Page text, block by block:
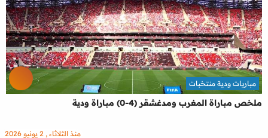
ملخص مباراة المغرب ومدغشقر (4-0) مباراة ودية
مباريات ودية منتخبات
منذ الثلاثاء , 2 يونيو 2026